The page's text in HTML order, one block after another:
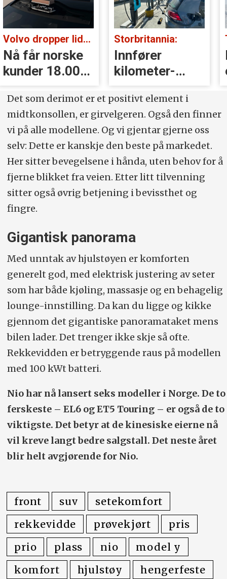
Storbritannia:
Innfører
kilometer­
avgift for
elbiler
Tatt i kontroll:
Kjørte med
eksosanlegget
på taket (!)
Det som derimot er et positivt element i
midtkonsollen, er girvelgeren. Også den finner
vi på alle modellene. Og vi gjentar gjerne oss
selv: Dette er kanskje den beste på markedet.
Her sitter bevegelsene i hånda, uten behov for å
fjerne blikket fra veien. Etter litt tilvenning
sitter også øvrig betjening i bevissthet og
fingre.
Gigantisk panorama
Med unntak av hjulstøyen er komforten
generelt god, med elektrisk justering av seter
som har både kjøling, massasje og en behagelig
lounge-innstilling. Da kan du ligge og kikke
gjennom det gigantiske panoramataket mens
bilen lader. Det trenger ikke skje så ofte.
Rekkevidden er betryggende raus på modellen
med 100 kWt batteri.
Nio har nå lansert seks modeller i Norge. De to
ferskeste – EL6 og ET5 Touring – er også de to
viktigste. Det betyr at de kinesiske eierne nå
vil kreve langt bedre salgstall. Det neste året
blir helt avgjørende for Nio.
front suv
setekomfort
rekkevidde
prøvekjørt
pris
prio
plass nio
model y
komfort
hjulstøy
hengerfeste